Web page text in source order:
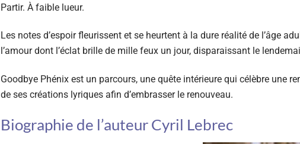
Partir. À faible lueur.
Les notes d’espoir fleurissent et se heurtent à la dure réalité de l’âge
l’amour dont l’éclat brille de mille feux un jour, disparaissant le
Goodbye Phénix est un parcours, une quête intérieure qui célèbre une
de ses créations lyriques afin d’embrasser le renouveau.
Biographie de l’auteur Cyril Lebrec